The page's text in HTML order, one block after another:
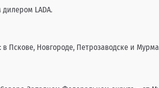
LADA.
Пскове, Новгороде, Петрозаводске и